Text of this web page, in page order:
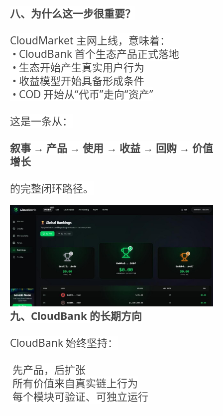
八、为什么这一步很重要？
CloudMarket 主网上线，意味着：
• CloudBank 首个生态产品正式落地
• 生态开始产生真实用户行为
• 收益模型开始具备形成条件
• COD 开始从“代币”走向“资产”
这是一条从：
叙事 → 产品 → 使用 → 收益 → 回购 → 价值
增长
的完整闭环路径。
九、CloudBank 的长期方向
CloudBank 始终坚持：
先产品，后扩张
所有价值来自真实链上行为
每个模块可验证、可独立运行